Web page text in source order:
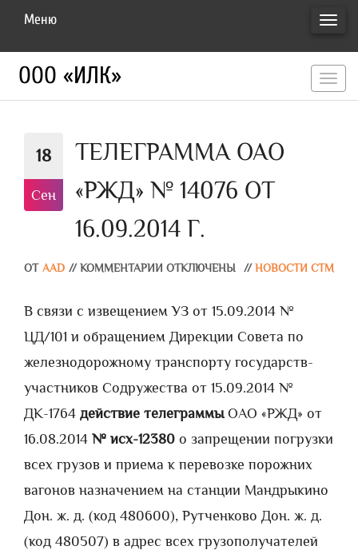
Меню
ООО «ИЛК»
18
Сен
ТЕЛЕГРАММА ОАО
«РЖД» № 14076 ОТ
16.09.2014 Г.
ОТ AAD // КОММЕНТАРИИ ОТКЛЮЧЕНЫ // НОВОСТИ СТМ
В связи с извещением УЗ от 15.09.2014 №
ЦД/101 и обращением Дирекции Совета по
железнодорожному транспорту государств-
участников Содружества от 15.09.2014 №
ДК-1764 действие телеграммыОАО «РЖД» от
16.08.2014 № исх-12380 о запрещении погрузки
всех грузов и приема к перевозке порожних
вагонов назначением на станции Мандрыкино
Дон. ж. д. (код 480600), Рутченково Дон. ж. д.
(код 480507) в адрес всех грузополучателей